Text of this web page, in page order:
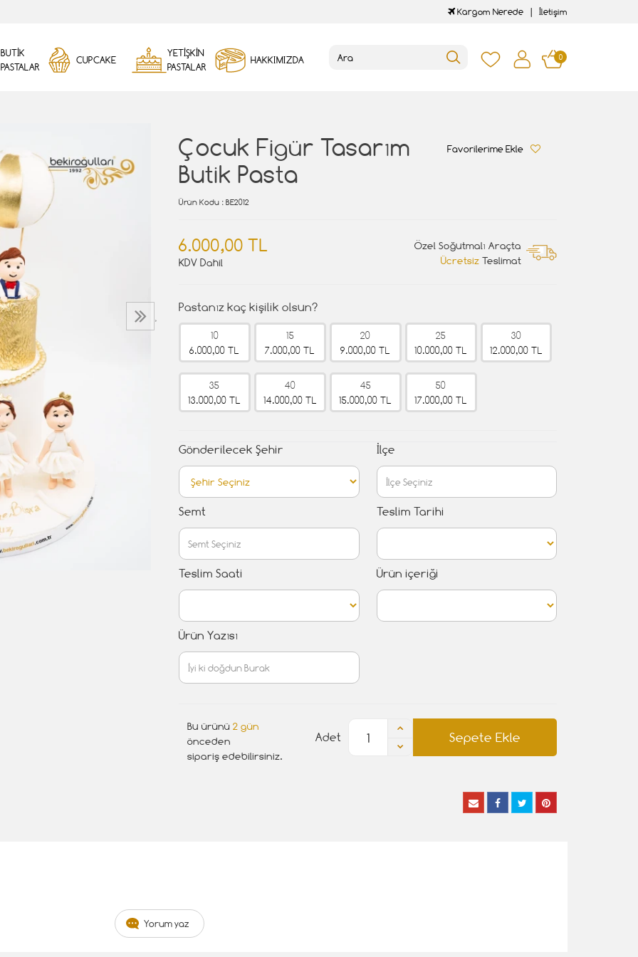
Kargom Nerede İletişim
BUTİK
PASTALAR
CUPCAKE
YETİŞKİN
PASTALAR
HAKKIMIZDA 0
›
Çocuk Figür Tasarım
Butik Pasta
Favorilerime Ekle
Ürün Kodu : BE2012
6.000,00 TL
KDV Dahil
Özel Soğutmalı Araçta
Ücretsiz Teslimat
Pastanız kaç kişilik olsun?
10
6.000,00 TL
15
7.000,00 TL
20
9.000,00 TL
25
10.000,00 TL
30
12.000,00 TL
35
13.000,00 TL
40
14.000,00 TL
45
15.000,00 TL
50
17.000,00 TL
Gönderilecek Şehir İlçe
Semt Teslim Tarihi
Teslim Saati Ürün içeriği
Ürün Yazısı
Bu ürünü 2 gün
önceden
sipariş edebilirsiniz.
Sepete Ekle
Adet
Yorum yaz